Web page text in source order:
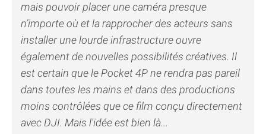
mais pouvoir placer une caméra presque
n’importe où et la rapprocher des acteurs sans
installer une lourde infrastructure ouvre
également de nouvelles possibilités créatives. Il
est certain que le Pocket 4P ne rendra pas pareil
dans toutes les mains et dans des productions
moins contrôlées que ce film conçu directement
avec DJI. Mais l'idée est bien là...